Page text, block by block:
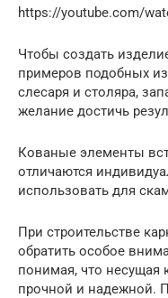
https://youtube.com/
Чтобы создать
примеров подобных
слесаря и столяра,
желание достичь
Кованые элементы
отличаются
использовать для
При строительстве
обратить особое
понимая, что несущая
прочной и надежной.